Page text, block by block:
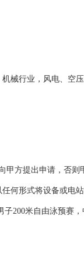
械行业，风电、空压
方提出申请，否则
何形式将设备或
子200米自由泳预赛